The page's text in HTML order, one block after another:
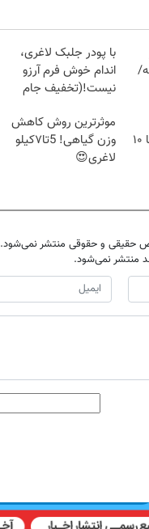
با پودر جلبک لاغری،
اندام خوش فرم آرزو
نیست!(تخفیف جام
طلاسی، از ۰.۵ گرم تا ۱۰
موثرترین روش کاهش
وزن گیاهی! 5تا۷کیلو
لاغری😍
حقیقی و حقوقی منتشر نمی‌شود.
منتشر نمی‌شود.